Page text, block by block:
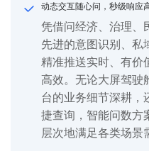
动态交互随心问，秒级响应
凭借问经济、治理、
先进的意图识别、私
精准推送实时、有价
高效。无论大屏驾驶
台的业务细节深耕，
捷查询，智能问数方
层次地满足各类场景